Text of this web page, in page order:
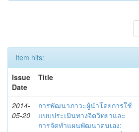
Item hits:
Issue
Date
Title
2014-
05-20
การพัฒนาภาวะผู้นำโดยการใช้
แบบประเมินทางจิตวิทยาและ
การจัดทำแผนพัฒนาตนเอง: